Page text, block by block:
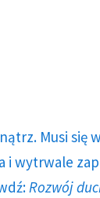
Musi się
i wytrwale
Rozwój